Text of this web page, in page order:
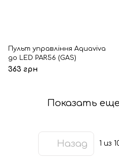
Пульт управління Aquaviva
до LED PAR56 (GAS)
363 грн
Показать
Назад 1 из